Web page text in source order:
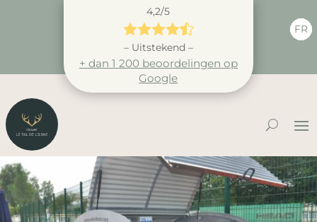
4,2/5

– Uitstekend –
+ dan 1 200 beoordelingen op
Google
FR